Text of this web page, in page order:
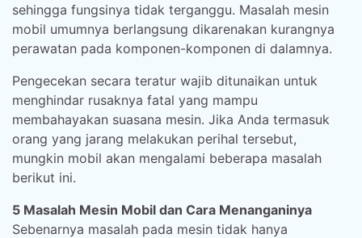
sehingga fungsinya tidak terganggu. Masalah mesin
mobil umumnya berlangsung dikarenakan kurangnya
perawatan pada komponen-komponen di dalamnya.
Pengecekan secara teratur wajib ditunaikan untuk
menghindar rusaknya fatal yang mampu
membahayakan suasana mesin. Jika Anda termasuk
orang yang jarang melakukan perihal tersebut,
mungkin mobil akan mengalami beberapa masalah
berikut ini.
5 Masalah Mesin Mobil dan Cara Menanganinya
Sebenarnya masalah pada mesin tidak hanya